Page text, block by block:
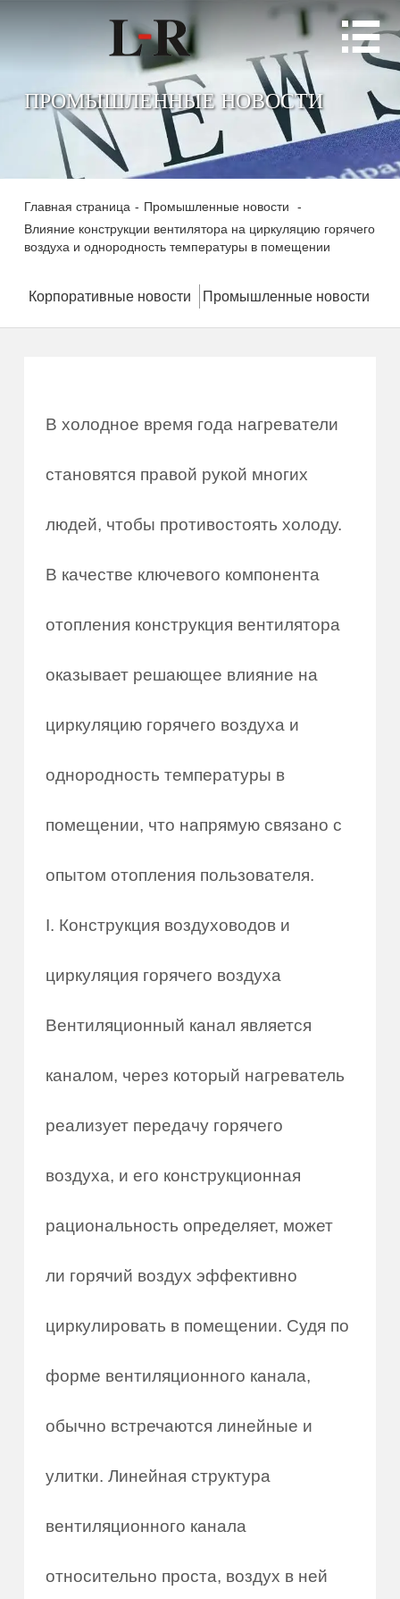

ПРОМЫШЛЕННЫЕ НОВОСТИ
Главная страница - Промышленные новости
-
Влияние конструкции вентилятора на циркуляцию горячего
воздуха и однородность температуры в помещении
Корпоративные новости Промышленные новости
В холодное время года нагреватели
становятся правой рукой многих
людей, чтобы противостоять холоду.
В качестве ключевого компонента
отопления конструкция вентилятора
оказывает решающее влияние на
циркуляцию горячего воздуха и
однородность температуры в
помещении, что напрямую связано с
опытом отопления пользователя.
I. Конструкция воздуховодов и
циркуляция горячего воздуха
Вентиляционный канал является
каналом, через который нагреватель
реализует передачу горячего
воздуха, и его конструкционная
рациональность определяет, может
ли горячий воздух эффективно
циркулировать в помещении. Судя по
форме вентиляционного канала,
обычно встречаются линейные и
улитки. Линейная структура
вентиляционного канала
относительно проста, воздух в ней